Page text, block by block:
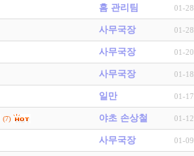
홈 관리팀 01-28
사무국장 01-28
사무국장 01-20
사무국장 01-18
일만 01-17
(7) 야초 손상철 01-12
사무국장 01-09